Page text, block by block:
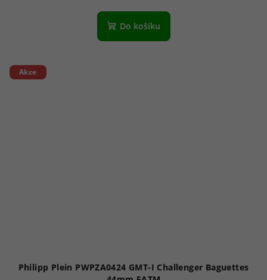
Do košíku
Akce
Philipp Plein PWPZA0424 GMT-I Challenger Baguettes